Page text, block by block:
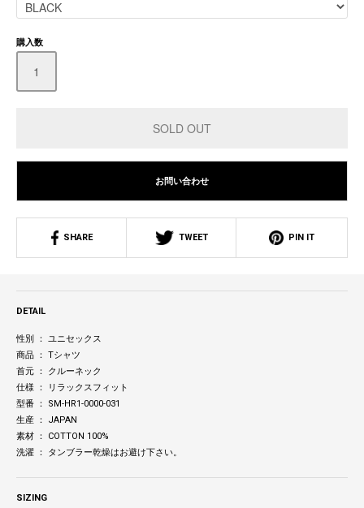
購入数
お問い合わせ
SHARE TWEET PIN IT
DETAIL
性別 ： ユニセックス
商品 ： Tシャツ
首元 ： クルーネック
仕様 ： リラックスフィット
型番 ： SM-HR1-0000-031
生産 ： JAPAN
素材 ： COTTON 100%
洗濯 ： タンブラー乾燥はお避け下さい。
SIZING